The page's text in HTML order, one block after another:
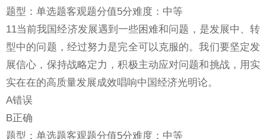
题型：单选题客观题分值5分难度：中等
11当前我国经济发展遇到一些困难和问题，是发展中、转
型中的问题，经过努力是完全可以克服的。我们要坚定发
展信心，保持战略定力，积极主动应对问题和挑战，用实
实在在的高质量发展成效唱响中国经济光明论。
A错误
B正确
题型：单选题客观题分值5分难度：中等